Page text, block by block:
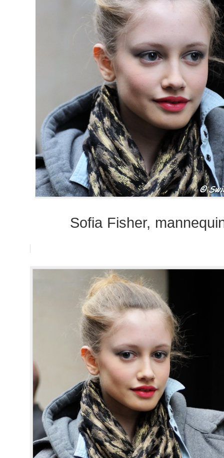
Sofia Fisher,